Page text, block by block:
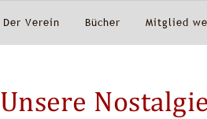
Der Verein Bücher Mitglied
Unsere